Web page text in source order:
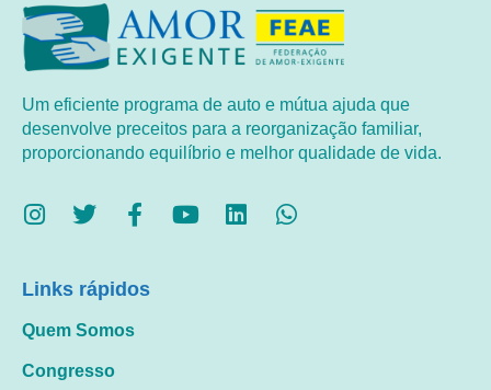
Um eficiente programa de auto e mútua ajuda que
desenvolve preceitos para a reorganização familiar,
proporcionando equilíbrio e melhor qualidade de vida.
Links rápidos
Quem Somos
Congresso